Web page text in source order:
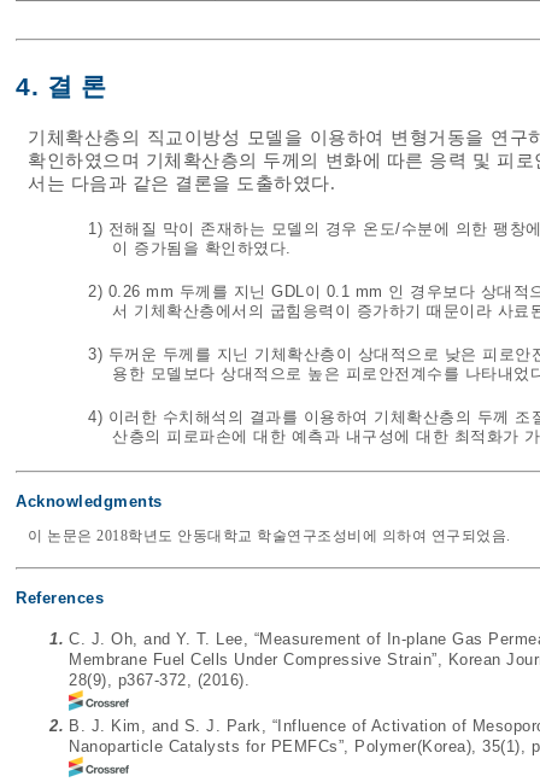
4. 결 론
기체확산층의 직교이방성 모델을 이용하여 변형거동을 연
확인하였으며 기체확산층의 두께의 변화에 따른 응력 및 피
서는 다음과 같은 결론을 도출하였다.
1) 전해질 막이 존재하는 모델의 경우 온도/수분에 의한 팽창
이 증가됨을 확인하였다.
2) 0.26 mm 두께를 지닌 GDL이 0.1 mm 인 경우보다 상대적
서 기체확산층에서의 굽힘응력이 증가하기 때문이라 사료
3) 두꺼운 두께를 지닌 기체확산층이 상대적으로 낮은 피로
용한 모델보다 상대적으로 높은 피로안전계수를 나타내었
4) 이러한 수치해석의 결과를 이용하여 기체확산층의 두께
산층의 피로파손에 대한 예측과 내구성에 대한 최적화가
Acknowledgments
이 논문은 2018학년도 안동대학교 학술연구조성비에 의하여 연구되었음.
References
1. C. J. Oh, and Y. T. Lee, “Measurement of In-plane Gas
Membrane Fuel Cells Under Compressive Strain”, Korean
28(9), p367-372, (2016).
2. B. J. Kim, and S. J. Park, “Influence of Activation of
Nanoparticle Catalysts for PEMFCs”, Polymer(Korea), 35(1),